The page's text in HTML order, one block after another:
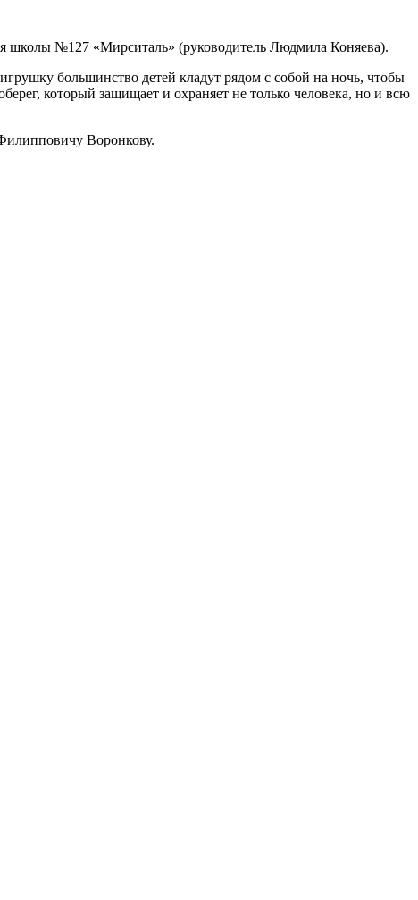
школы №127 «Мирситаль» (руководитель Людмила Коняева).
большинство детей кладут рядом с собой на ночь, чтобы
который защищает и охраняет не только человека, но и всю
Воронкову.